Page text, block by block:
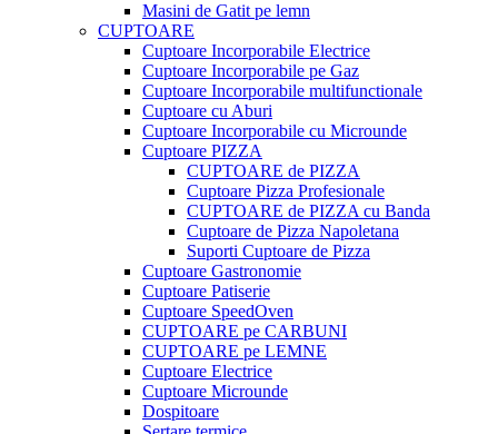
Masini de Gatit pe lemn
CUPTOARE
Cuptoare Incorporabile Electrice
Cuptoare Incorporabile pe Gaz
Cuptoare Incorporabile multifunctionale
Cuptoare cu Aburi
Cuptoare Incorporabile cu Microunde
Cuptoare PIZZA
CUPTOARE de PIZZA
Cuptoare Pizza Profesionale
CUPTOARE de PIZZA cu Banda
Cuptoare de Pizza Napoletana
Suporti Cuptoare de Pizza
Cuptoare Gastronomie
Cuptoare Patiserie
Cuptoare SpeedOven
CUPTOARE pe CARBUNI
CUPTOARE pe LEMNE
Cuptoare Electrice
Cuptoare Microunde
Dospitoare